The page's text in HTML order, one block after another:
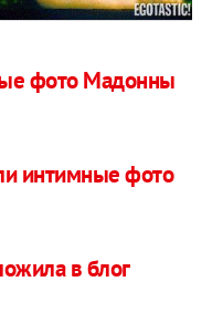
фото Мадонны
интимные фото
в блог